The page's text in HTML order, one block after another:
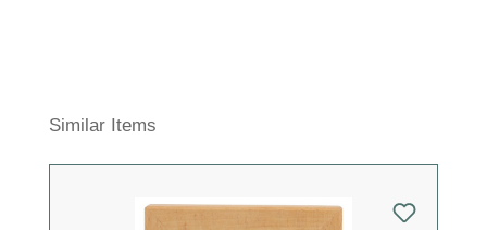
Produktgalerie überspringen
Similar Items